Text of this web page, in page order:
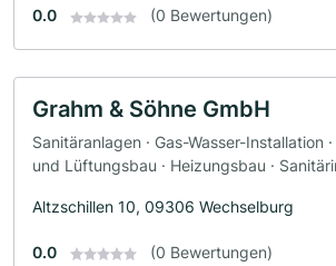
0.0 (0 Bewertungen)
Grahm & Söhne GmbH
Sanitäranlagen · Gas-Wasser-Installation
und Lüftungsbau · Heizungsbau ·
Altzschillen 10, 09306 Wechselburg
0.0 (0 Bewertungen)